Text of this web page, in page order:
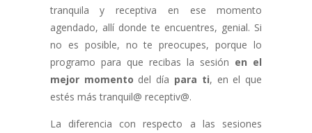
tranquila y receptiva en ese momento
agendado, allí donde te encuentres, genial. Si
no es posible, no te preocupes, porque lo
programo para que recibas la sesión en el
mejor momento del día para ti, en el que
estés más tranquil@ receptiv@.
La diferencia con respecto a las sesiones